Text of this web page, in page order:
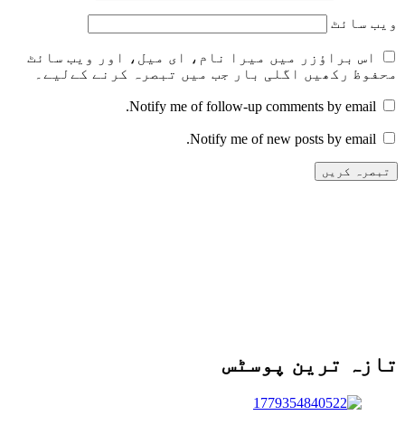
ویب‌ سائٹ
اس براؤزر میں میرا نام، ای میل، اور ویب سائٹ
محفوظ رکھیں اگلی بار جب میں تبصرہ کرنے کےلیے۔
Notify me of follow-up comments by email.
Notify me of new posts by email.
تازہ ترین پوسٹس